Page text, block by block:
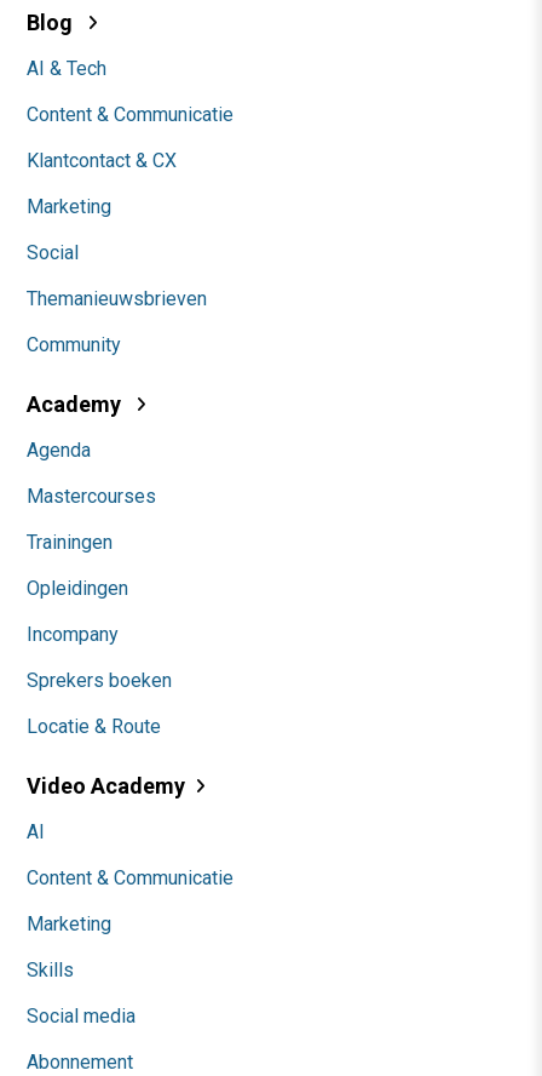
Blog
AI & Tech
Content & Communicatie
Klantcontact & CX
Marketing
Social
Themanieuwsbrieven
Community
Academy
Agenda
Mastercourses
Trainingen
Opleidingen
Incompany
Sprekers boeken
Locatie & Route
Video Academy
AI
Content & Communicatie
Marketing
Skills
Social media
Abonnement